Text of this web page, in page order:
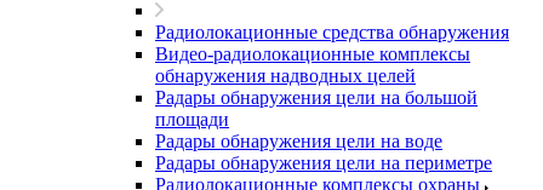
Радиолокационные средства обнаружения
Видео-радиолокационные комплексы
обнаружения надводных целей
Радары обнаружения цели на большой
площади
Радары обнаружения цели на воде
Радары обнаружения цели на периметре
Радиолокационные комплексы охраны